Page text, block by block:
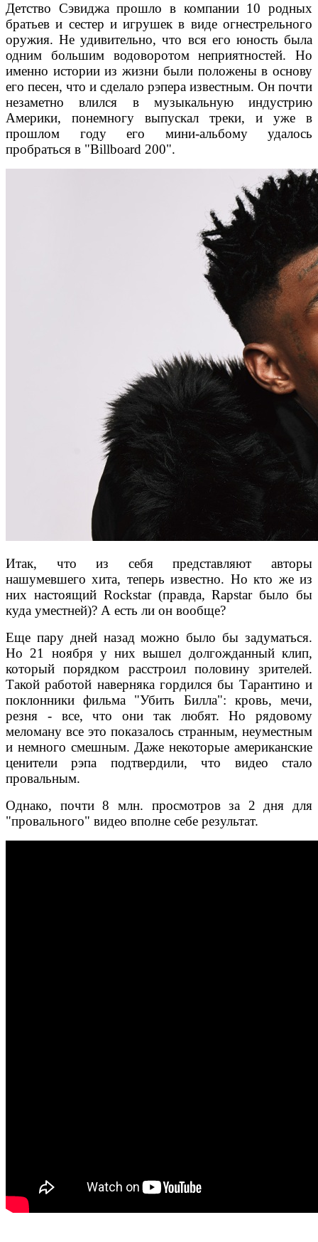
Детство Сэвиджа прошло в компании 10 родных
братьев и сестер и игрушек в виде огнестрельного
оружия. Не удивительно, что вся его юность была
одним большим водоворотом неприятностей. Но
именно истории из жизни были положены в основу
его песен, что и сделало рэпера известным. Он почти
незаметно влился в музыкальную индустрию
Америки, понемногу выпускал треки, и уже в
прошлом году его мини-альбому удалось
пробраться в "Billboard 200".
Итак, что из себя представляют авторы
нашумевшего хита, теперь известно. Но кто же из
них настоящий Rockstar (правда, Rapstar было бы
куда уместней)? А есть ли он вообще?
Еще пару дней назад можно было бы задуматься.
Но 21 ноября у них вышел долгожданный клип,
который порядком расстроил половину зрителей.
Такой работой наверняка гордился бы Тарантино и
поклонники фильма "Убить Билла": кровь, мечи,
резня - все, что они так любят. Но рядовому
меломану все это показалось странным, неуместным
и немного смешным. Даже некоторые американские
ценители рэпа подтвердили, что видео стало
провальным.
Однако, почти 8 млн. просмотров за 2 дня для
"провального" видео вполне себе результат.